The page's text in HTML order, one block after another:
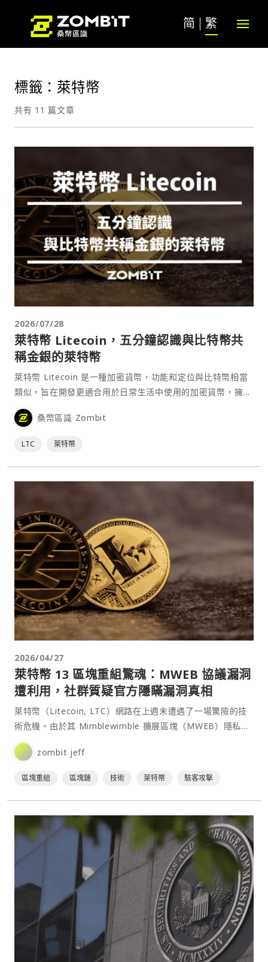
简 繁
標籤：萊特幣
共有 11 篇文章
2026/07/28
萊特幣 Litecoin，五分鐘認識與比特幣共
稱金銀的萊特幣
萊特幣 Litecoin 是一種加密貨幣，功能和定位與比特幣相當
類似，旨在開發更適合用於日常生活中使用的加密貨幣，擁有
更快的交易速度以及交易吞吐量。而由於其與比特幣有著相當
高的相似度，也在行業內被稱為「比特金、萊特銀」。
桑幣區識 Zombit
LTC 萊特幣
2026/04/27
萊特幣 13 區塊重組驚魂：MWEB 協議漏洞
遭利用，社群質疑官方隱瞞漏洞真相
萊特幣（Litecoin, LTC）網路在上週末遭遇了一場驚險的技
術危機。由於其 Mimblewimble 擴展區塊（MWEB）隱私協
議存在安全漏洞，導致網路出現了長達 13 個區塊的重組，回
滾了約 32 分鐘的網路活動。儘管萊特幣基金會宣稱已成功修
zombit jeff
區塊重組 區塊鏈 技術 萊特幣 駭客攻擊